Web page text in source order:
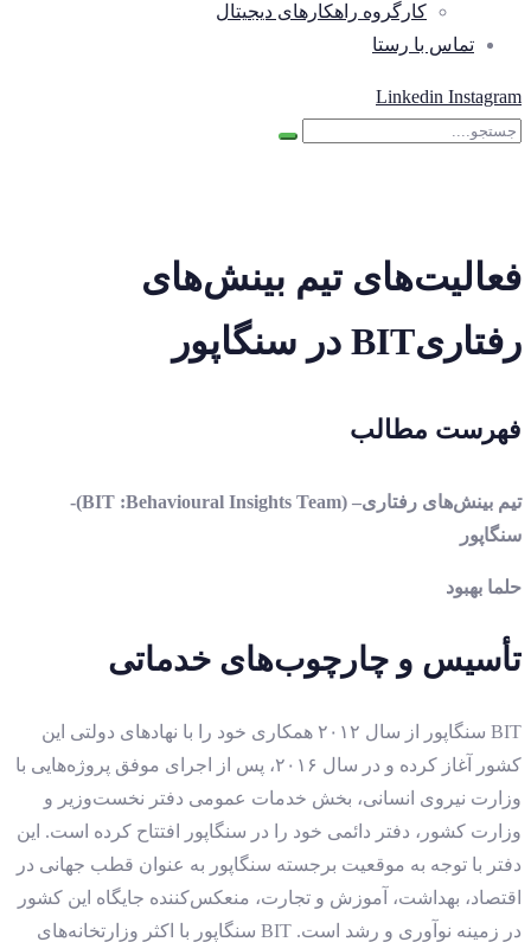
کارگروه راهکارهای دیجیتال
تماس با رستا
Linkedin Instagram
فعالیت‌های تیم بینش‌های
رفتاریBIT در سنگاپور
فهرست مطالب
تیم بینش‌های رفتاری– (BIT :Behavioural Insights Team)-
سنگاپور
حلما بهبود
تأسیس و چارچوب‌های خدماتی
BIT سنگاپور از سال ۲۰۱۲ همکاری خود را با نهادهای دولتی این
کشور آغاز کرده و در سال ۲۰۱۶، پس از اجرای موفق پروژه‌هایی با
وزارت نیروی انسانی، بخش خدمات عمومی دفتر نخست‌وزیر و
وزارت کشور، دفتر دائمی خود را در سنگاپور افتتاح کرده است. این
دفتر با توجه به موقعیت برجسته سنگاپور به عنوان قطب جهانی در
اقتصاد، بهداشت، آموزش و تجارت، منعکس‌کننده جایگاه این کشور
در زمینه نوآوری و رشد است. BIT سنگاپور با اکثر وزارتخانه‌های